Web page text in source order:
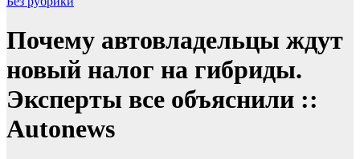
Почему автовладельцы ждут
новый налог на гибриды.
Эксперты все объяснили ::
Autonews